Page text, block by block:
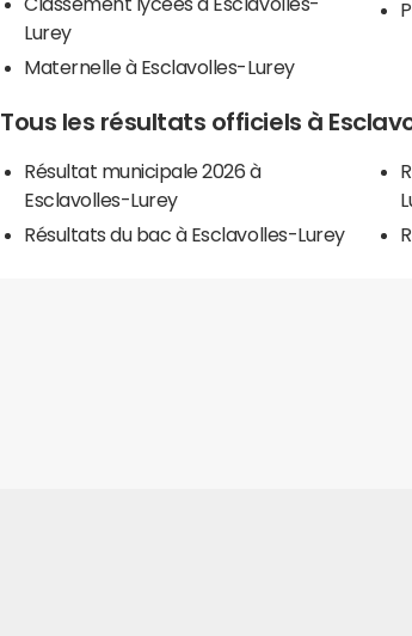
Classement lycées à Esclavolles-
Lurey
Maternelle à Esclavolles-Lurey
Tous les résultats officiels à
Résultat municipale 2026 à
Esclavolles-Lurey
Résultats du bac à Esclavolles-Lurey